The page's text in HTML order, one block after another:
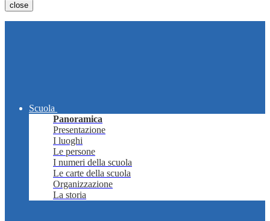
close
Scuola
Panoramica
Presentazione
I luoghi
Le persone
I numeri della scuola
Le carte della scuola
Organizzazione
La storia